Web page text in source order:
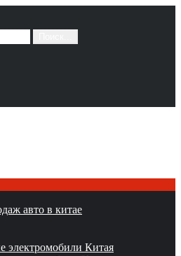
авто в китае
электромобили Китая